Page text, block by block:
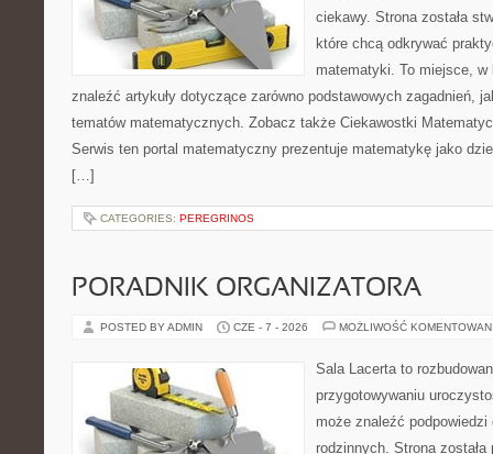
ciekawy. Strona została
które chcą odkrywać
matematyki. To miejsce,
znaleźć artykuły dotyczące zarówno podstawowych zagadnień,
tematów matematycznych. Zobacz także Ciekawostki
Serwis ten portal matematyczny prezentuje matematykę jako
[…]
CATEGORIES: PEREGRINOS
PORADNIK ORGANIZATORA
POSTED BY ADMIN CZE - 7 - 2026 MOŻLIWOŚĆ
Sala Lacerta to
przygotowywaniu
może znaleźć
rodzinnych. Strona